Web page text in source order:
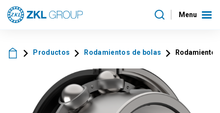
Menu
Productos Rodamientos de bolas